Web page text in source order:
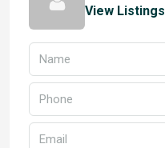
View Listings